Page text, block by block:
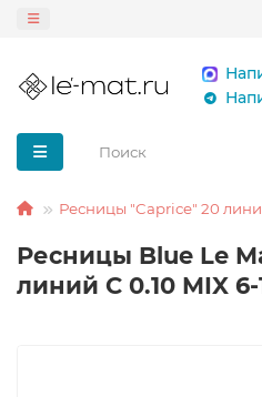
Ресницы "Caprice" 20
Ресницы Blue Le
линий C 0.10 MIX